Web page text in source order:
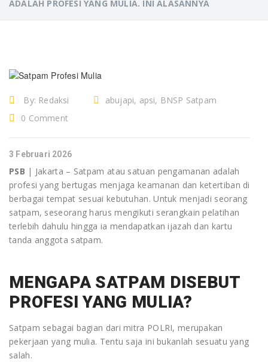
ADALAH PROFESI YANG MULIA. INI ALASANNYA
By: Redaksi
abujapi, apsi, BNSP Satpam
Satpam Jakarta, jasa diklat
Satpam Tangerang, jasa diklat
Satpam terbaik, jasa outsourcing
satpam, jasa pengamanan, jasa
security, Lembaga Pelatihan, loker
jasa tenaga kerja, psb, psb
security, Pudiklat Satpam terbaik,
satpam di jakarta, yayasan
outsourcing, yayasan penyedia
0 Comment
3 Februari 2026
PSB | Jakarta – Satpam atau satuan pengamanan adalah
profesi yang bertugas menjaga keamanan dan ketertiban di
berbagai tempat sesuai kebutuhan. Untuk menjadi seorang
satpam, seseorang harus mengikuti serangkain pelatihan
terlebih dahulu hingga ia mendapatkan ijazah dan kartu
tanda anggota satpam.
MENGAPA SATPAM DISEBUT
PROFESI YANG MULIA?
Satpam sebagai bagian dari mitra POLRI, merupakan
pekerjaan yang mulia. Tentu saja ini bukanlah sesuatu yang
salah.